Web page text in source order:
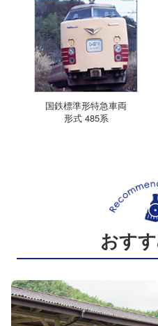
国鉄標準形特急車両
形式 485系
おす